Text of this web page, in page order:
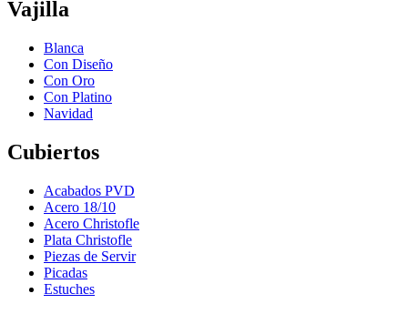
Vajilla
Blanca
Con Diseño
Con Oro
Con Platino
Navidad
Cubiertos
Acabados PVD
Acero 18/10
Acero Christofle
Plata Christofle
Piezas de Servir
Picadas
Estuches